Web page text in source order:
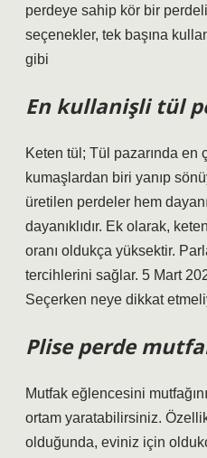
perdeye sahip kör bir
seçenekler, tek başına
gibi
En kullanişli tül
Keten tül; Tül pazarında en
kumaşlardan biri yanıp
üretilen perdeler hem
dayanıklıdır. Ek olarak,
oranı oldukça yüksektir.
tercihlerini sağlar. 5 Mart
Seçerken neye dikkat
Plise perde
Mutfak eğlencesini
ortam yaratabilirsiniz.
olduğunda, eviniz için